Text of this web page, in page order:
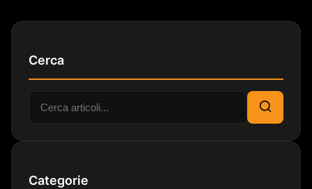
Cerca
Cerca:
Cerca
Categorie